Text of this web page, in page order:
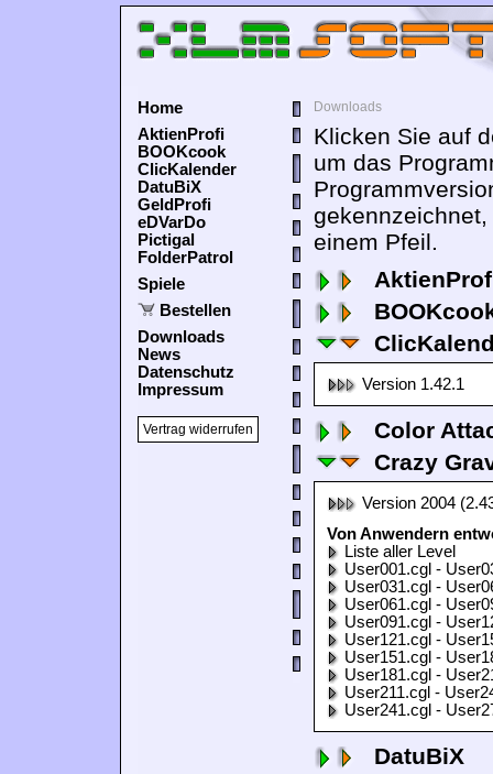
Home
AktienProfi
BOOKcook
ClicKalender
DatuBiX
GeldProfi
eDVarDo
Pictigal
FolderPatrol
Spiele
Bestellen
Downloads
News
Datenschutz
Impressum
Vertrag widerrufen
Downloads
Klicken Sie auf
um das
einem Pfeil.
Version 1.42.1
Color
Crazy
Version 2004
Von Anwendern
Liste aller Level
User001.cgl -
User031.cgl -
User061.cgl -
User091.cgl -
User121.cgl -
User151.cgl -
User181.cgl -
User211.cgl -
User241.cgl -
DatuBiX